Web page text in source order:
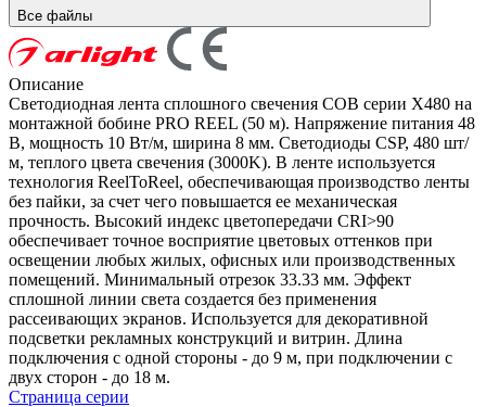
Все файлы
Описание
Светодиодная лента сплошного свечения COB серии X480 на
монтажной бобине PRO REEL (50 м). Напряжение питания 48
В, мощность 10 Вт/м, ширина 8 мм. Светодиоды CSP, 480 шт/
м, теплого цвета свечения (3000K). В ленте используется
технология ReelToReel, обеспечивающая производство ленты
без пайки, за счет чего повышается ее механическая
прочность. Высокий индекс цветопередачи CRI>90
обеспечивает точное восприятие цветовых оттенков при
освещении любых жилых, офисных или производственных
помещений. Минимальный отрезок 33.33 мм. Эффект
сплошной линии света создается без применения
рассеивающих экранов. Используется для декоративной
подсветки рекламных конструкций и витрин. Длина
подключения с одной стороны - до 9 м, при подключении с
двух сторон - до 18 м.
Страница серии